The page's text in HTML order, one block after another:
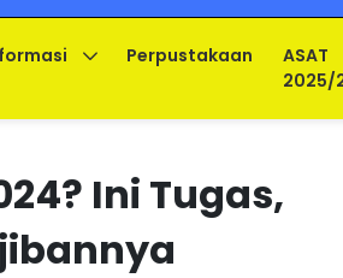
Perpustakaan
ASAT
2025/
Ini Tugas,